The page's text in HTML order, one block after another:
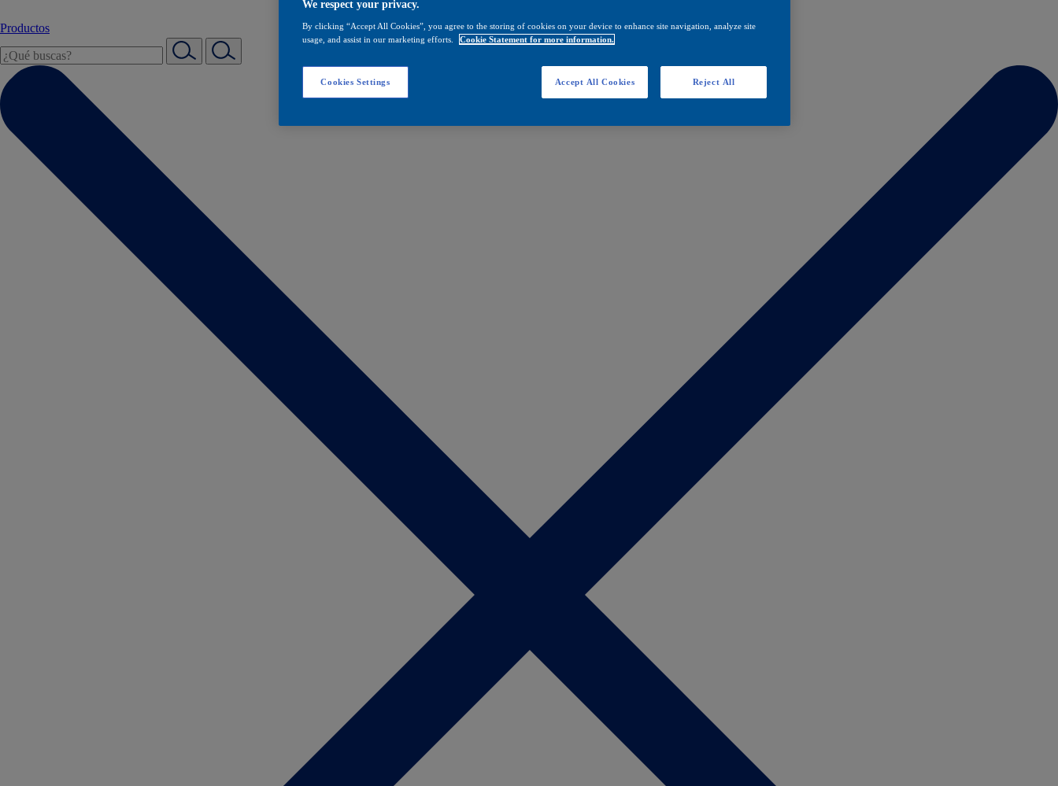
Productos
We respect your privacy.
By clicking “Accept All Cookies”, you agree to the storing of cookies on your device to enhance site navigation, analyze site
usage, and assist in our marketing efforts.
Cookie Statement for more information.
Cookies Settings Reject All
Accept All Cookies